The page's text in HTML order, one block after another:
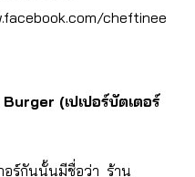
cheftinee
(เปเปอร์บัตเตอร์
อร์กันนั้นมีชื่อว่า ร้าน